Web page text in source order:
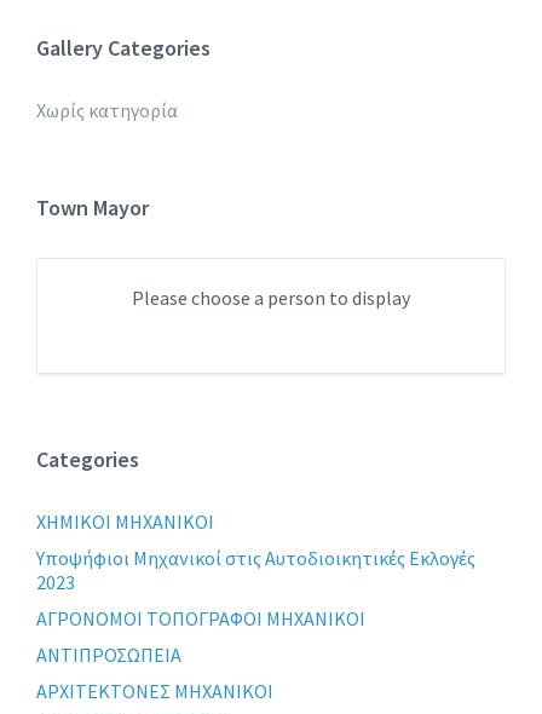
Gallery Categories
Χωρίς κατηγορία
Town Mayor
Please choose a person to display
Categories
XHMIKOI MHXANIKOI
Yποψήφιοι Μηχανικοί στις Αυτοδιοικητικές Εκλογές
2023
ΑΓΡΟΝΟΜΟΙ ΤΟΠΟΓΡΑΦΟΙ ΜΗΧΑΝΙΚΟΙ
ΑΝΤΙΠΡΟΣΩΠΕΙΑ
ΑΡΧΙΤΕΚΤΟΝΕΣ ΜΗΧΑΝΙΚΟΙ